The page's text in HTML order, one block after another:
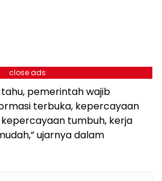
close ads
pemerintah wajib
terbuka, kepercayaan
tumbuh, kerja
ujarnya dalam